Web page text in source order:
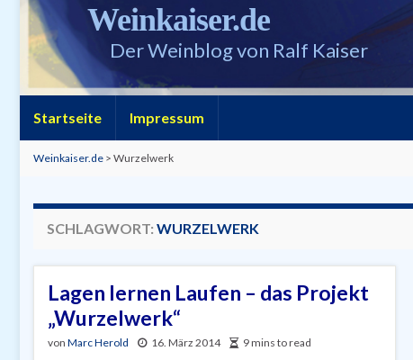
Weinkaiser.de
Der Weinblog von Ralf Kaiser
Startseite Impressum
Weinkaiser.de > Wurzelwerk
SCHLAGWORT: WURZELWERK
Lagen lernen Laufen – das Projekt
„Wurzelwerk“
von Marc Herold 16. März 2014 9 mins to read